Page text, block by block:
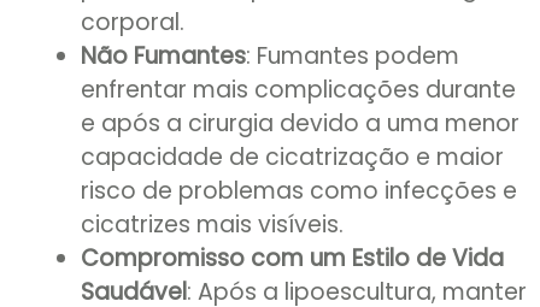
corporal.
Não Fumantes: Fumantes podem
enfrentar mais complicações durante
e após a cirurgia devido a uma menor
capacidade de cicatrização e maior
risco de problemas como infecções e
cicatrizes mais visíveis.
Compromisso com um Estilo de Vida
Saudável: Após a lipoescultura, manter